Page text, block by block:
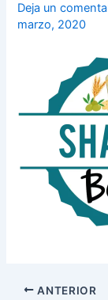
Deja un
marzo, 2020
ANTERIOR